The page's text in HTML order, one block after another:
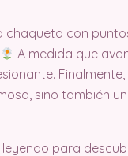
con
A medida que
sino también
para